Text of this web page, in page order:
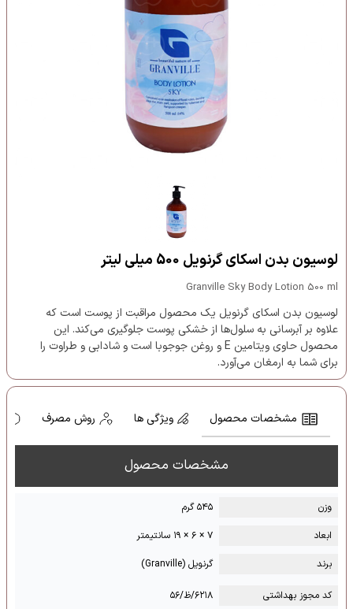
لوسیون بدن اسکای گرنویل 500 میلی لیتر
Granville Sky Body Lotion 500 ml
لوسیون بدن اسکای گرنویل یک محصول مراقبت از پوست است که
علاوه بر آبرسانی به سلول‌ها از خشکی پوست جلوگیری می‌کند. این
محصول حاوی ویتامین E و روغن جوجوبا است و شادابی و طراوت را
برای شما به ارمغان می‌آورد.
مشخصات محصول ویژگی ها روش مصرف
مشخصات محصول
وزن
۵۴۵ گرم
ابعاد
۷ × ۶ × ۱۹ سانتیمتر
برند
گرنویل (Granville)
کد مجوز بهداشتی ۶۲۱۸/ظ/۵۶